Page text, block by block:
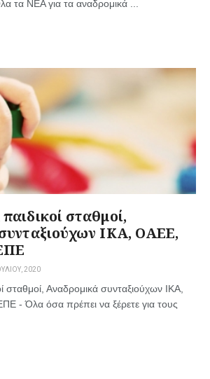
ΝΕΑ για τα αναδρομικά ...
σταθμοί,
ΙΚΑ, ΟΑΕΕ,
2020
Αναδρομικά συνταξιούχων ΙΚΑ,
- Όλα όσα πρέπει να ξέρετε για τους